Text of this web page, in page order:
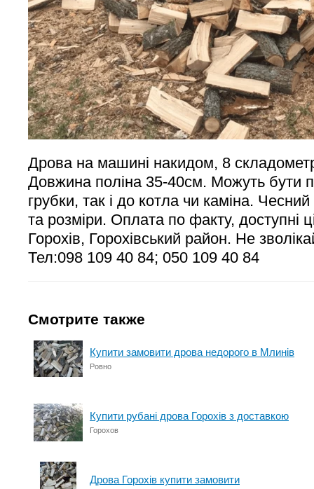
Дрова на машині накидом, 8
Довжина поліна 35-40см. Можуть бути
грубки, так і до котла чи каміна.
та розміри. Оплата по факту, доступні
Горохів, Горохівський район. Не
Тел:098 109 40 84; 050 109 40 84
Смотрите также
Купити замовити дрова недорого в Млинів
Ровно
Купити рубані дрова Горохів з доставкою
Горохов
Дрова Горохів купити замовити